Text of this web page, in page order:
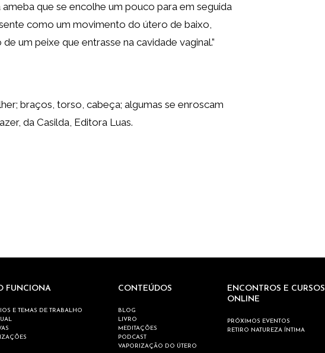
que se encolhe um pouco para em seguida
como um movimento do útero de baixo,
um peixe que entrasse na cavidade vaginal.”
braços, torso, cabeça; algumas se enroscam
da Casilda, Editora Luas.
FUNCIONA
E TEMAS DE TRABALHO
CONTEÚDOS
BLOG
LIVRO
MEDITAÇÕES
PODCAST
VAPORIZAÇÃO DO ÚTERO
ENCONTROS E CURSOS
ONLINE
PRÓXIMOS EVENTOS
RETIRO NATUREZA ÍNTIMA